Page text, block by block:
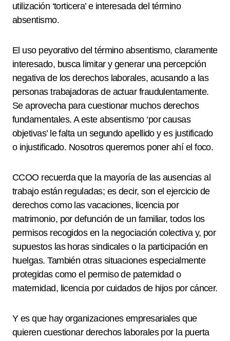
utilización ‘torticera’ e interesada del término
absentismo.
El uso peyorativo del término absentismo, claramente
interesado, busca limitar y generar una percepción
negativa de los derechos laborales, acusando a las
personas trabajadoras de actuar fraudulentamente.
Se aprovecha para cuestionar muchos derechos
fundamentales. A este absentismo ‘por causas
objetivas’ le falta un segundo apellido y es justificado
o injustificado. Nosotros queremos poner ahí el foco.
CCOO recuerda que la mayoría de las ausencias al
trabajo están reguladas; es decir, son el ejercicio de
derechos como las vacaciones, licencia por
matrimonio, por defunción de un familiar, todos los
permisos recogidos en la negociación colectiva y, por
supuestos las horas sindicales o la participación en
huelgas. También otras situaciones especialmente
protegidas como el permiso de paternidad o
maternidad, licencia por cuidados de hijos por cáncer.
Y es que hay organizaciones empresariales que
quieren cuestionar derechos laborales por la puerta